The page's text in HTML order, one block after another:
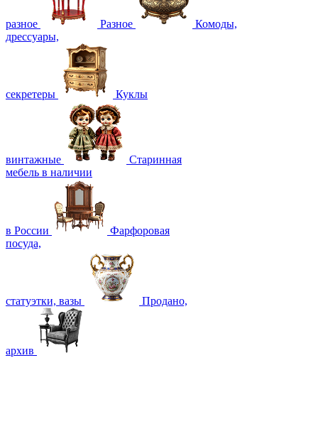
разное Разное
Комоды,
дрессуары,
секретеры Куклы
винтажные
Старинная
мебель в наличии
в России
Фарфоровая
посуда,
статуэтки, вазы Продано,
архив